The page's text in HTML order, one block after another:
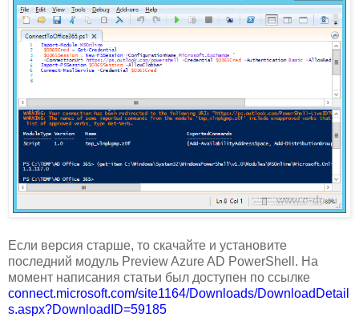
Если версия старше, то скачайте и установите
последний модуль Preview Azure AD PowerShell. На
момент написания статьи был доступен по ссылке
connect.microsoft.com/site1164/Downloads/DownloadDetail
s.aspx?DownloadID=59185